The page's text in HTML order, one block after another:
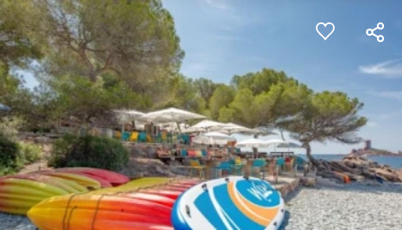
Panneau de gestion des cookies